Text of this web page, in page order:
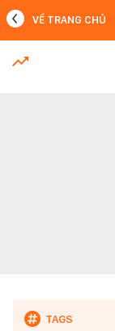
MỚI NHẤT
VỀ TRANG CHỦ